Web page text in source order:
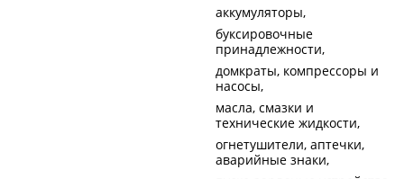
аккумуляторы
буксировочные
принадлежности
домкраты, компрессоры и
насосы
масла, смазки и
технические жидкости
огнетушители, аптечки,
аварийные знаки